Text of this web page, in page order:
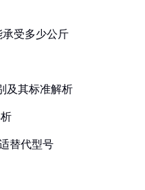
受多少公斤
及其标准解析
替代型号